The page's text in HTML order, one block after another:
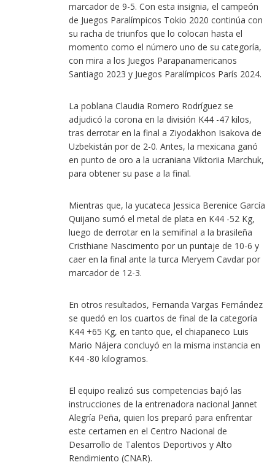
marcador de 9-5. Con esta insignia, el campeón
de Juegos Paralímpicos Tokio 2020 continúa con
su racha de triunfos que lo colocan hasta el
momento como el número uno de su categoría,
con mira a los Juegos Parapanamericanos
Santiago 2023 y Juegos Paralímpicos París 2024.
La poblana Claudia Romero Rodríguez se
adjudicó la corona en la división K44 -47 kilos,
tras derrotar en la final a Ziyodakhon Isakova de
Uzbekistán por de 2-0. Antes, la mexicana ganó
en punto de oro a la ucraniana Viktoriia Marchuk,
para obtener su pase a la final.
Mientras que, la yucateca Jessica Berenice García
Quijano sumó el metal de plata en K44 -52 Kg,
luego de derrotar en la semifinal a la brasileña
Cristhiane Nascimento por un puntaje de 10-6 y
caer en la final ante la turca Meryem Cavdar por
marcador de 12-3.
En otros resultados, Fernanda Vargas Fernández
se quedó en los cuartos de final de la categoría
K44 +65 Kg, en tanto que, el chiapaneco Luis
Mario Nájera concluyó en la misma instancia en
K44 -80 kilogramos.
El equipo realizó sus competencias bajó las
instrucciones de la entrenadora nacional Jannet
Alegría Peña, quien los preparó para enfrentar
este certamen en el Centro Nacional de
Desarrollo de Talentos Deportivos y Alto
Rendimiento (CNAR).